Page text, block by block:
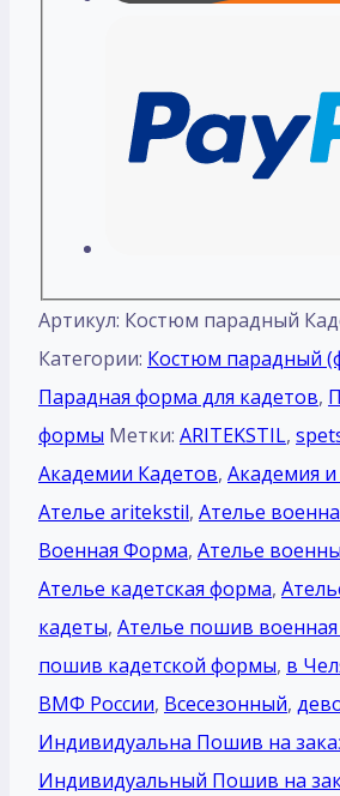
Артикул: Костюм парадный
Категории: Костюм парадный
Парадная форма для кадетов,
формы Метки: ARITEKSTIL,
Академии Кадетов, Академия
Ателье aritekstil, Ателье
Военная Форма, Ателье
Ателье кадетская форма,
кадеты, Ателье пошив
пошив кадетской формы, в
ВМФ России, Всесезонный,
Индивидуальна Пошив на
Индивидуальный Пошив на